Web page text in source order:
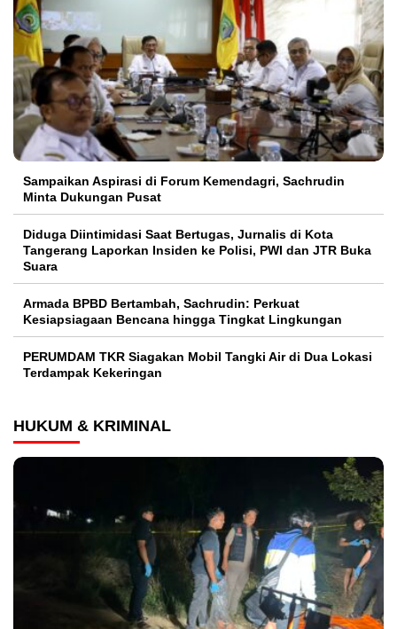
Sampaikan Aspirasi di Forum Kemendagri, Sachrudin
Minta Dukungan Pusat
Diduga Diintimidasi Saat Bertugas, Jurnalis di Kota
Tangerang Laporkan Insiden ke Polisi, PWI dan JTR Buka
Suara
Armada BPBD Bertambah, Sachrudin: Perkuat
Kesiapsiagaan Bencana hingga Tingkat Lingkungan
PERUMDAM TKR Siagakan Mobil Tangki Air di Dua Lokasi
Terdampak Kekeringan
HUKUM & KRIMINAL